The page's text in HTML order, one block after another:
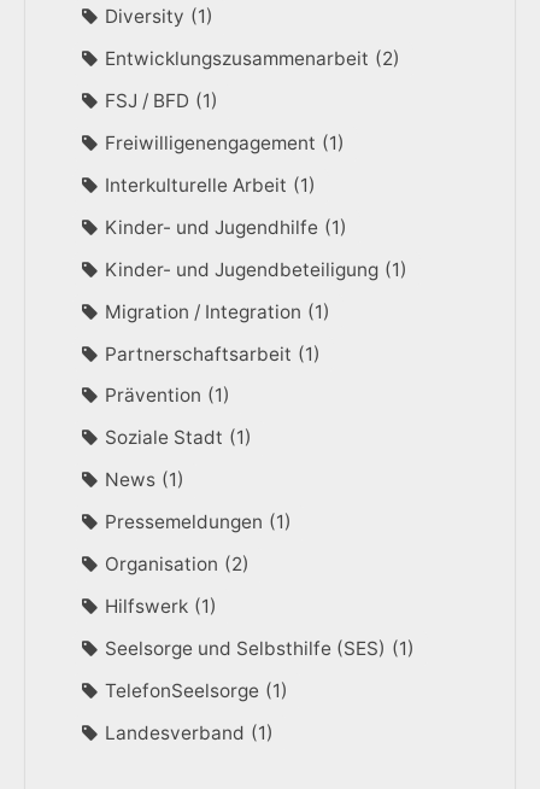
Diversity
1
Entwicklungszusammenarbeit
2
FSJ / BFD
1
Freiwilligenengagement
1
Interkulturelle Arbeit
1
Kinder- und Jugendhilfe
1
Kinder- und Jugendbeteiligung
1
Migration / Integration
1
Partnerschaftsarbeit
1
Prävention
1
Soziale Stadt
1
News
1
Pressemeldungen
1
Organisation
2
Hilfswerk
1
Seelsorge und Selbsthilfe (SES)
1
TelefonSeelsorge
1
Landesverband
1